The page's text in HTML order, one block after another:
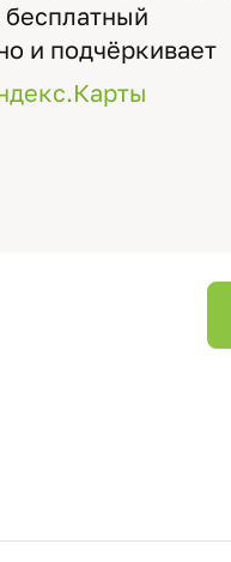
и подчёркивает
альбомов на
дизайн….